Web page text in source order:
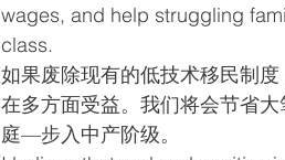
wages, and help struggling
class.
如果废除现有的低技术移民制
在多方面受益。我们将会节省
庭—步入中产阶级。